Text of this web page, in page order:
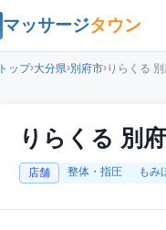
マッサージタウン
トップ›大分県›別府市›りらくる
りらくる 別
店舗 整体・指圧 もみ